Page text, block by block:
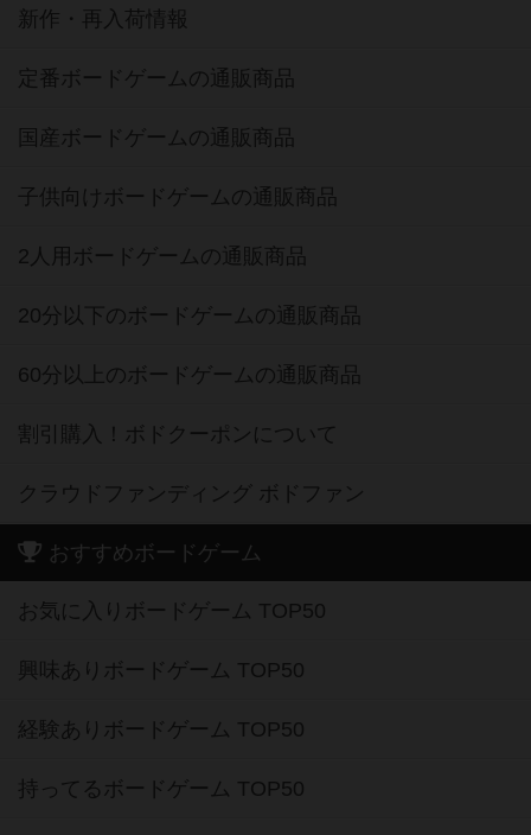
新作・再入荷情報
定番ボードゲームの通販商品
国産ボードゲームの通販商品
子供向けボードゲームの通販商品
2人用ボードゲームの通販商品
20分以下のボードゲームの通販商品
60分以上のボードゲームの通販商品
割引購入！ボドクーポンについて
クラウドファンディング ボドファン
おすすめボードゲーム
お気に入りボードゲーム TOP50
興味ありボードゲーム TOP50
経験ありボードゲーム TOP50
持ってるボードゲーム TOP50